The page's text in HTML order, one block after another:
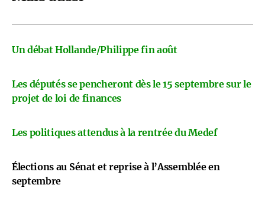
Un débat Hollande/Philippe fin août
Les députés se pencheront dès le 15 septembre sur le
projet de loi de finances
Les politiques attendus à la rentrée du Medef
Élections au Sénat et reprise à l’Assemblée en
septembre